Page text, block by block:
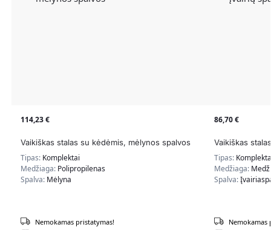
114,23€
Vaikiškas stalas su kėdėmis, mėlynos spalvos
Tipas: Komplektai
Medžiaga: Polipropilenas
Spalva: Mėlyna
Nemokamas pristatymas!
86,70€
Vaikiškas
Tipas:
Medžiaga:
Spalva:
Nemokamas